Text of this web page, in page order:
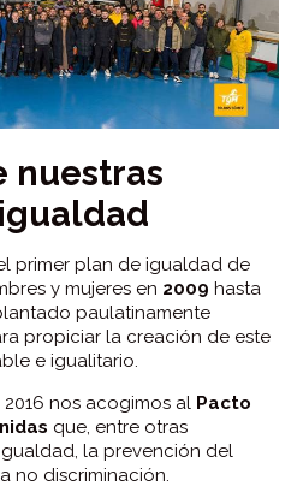
nuestras
primer plan de igualdad de
y mujeres en 2009 hasta
paulatinamente
propiciar la creación de este
e igualitario.
nos acogimos al Pacto
que, entre otras
la prevención del
no discriminación.